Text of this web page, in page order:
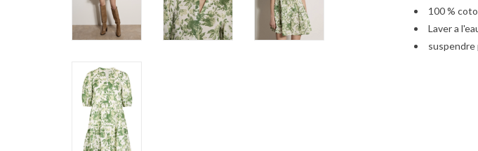
100 %
Laver a
suspendre